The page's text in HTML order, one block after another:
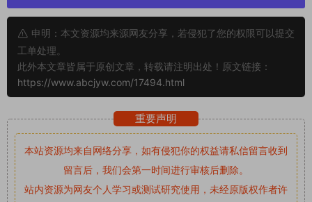
申明：本文资源均来源网友分享，若侵犯了您的权限可以提交
工单处理。
此外本文章皆属于原创文章，转载请注明出处！原文链接：
https://www.abcjyw.com/17494.html
重要声明
本站资源均来自网络分享，如有侵犯你的权益请私信留言收到
留言后，我们会第一时间进行审核后删除。
站内资源为网友个人学习或测试研究使用，未经原版权作者许